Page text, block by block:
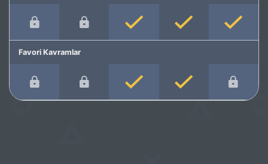
Favori Kavramlar